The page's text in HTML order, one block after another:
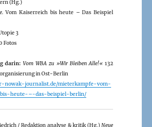
(Hg.)
. Vom Kaiserreich bis heute – Das Beispiel
3
Fotos
darin: Vom WBA zu »Wir Bleiben Alle!«132
in Ost-Berlin
nowak-journalist.de/mieterkampfe-vom-
heute-–-das-beispiel-berlin/
/ Redaktion analyse & kritik (Hg.) Neue